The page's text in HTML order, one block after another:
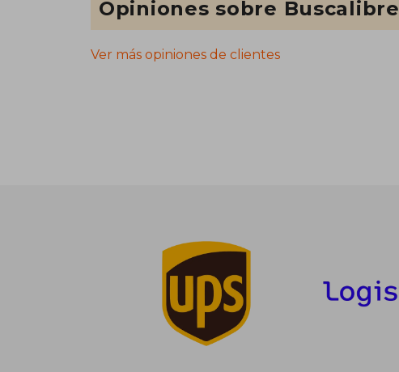
Opiniones sobre Buscalibre
Ver más opiniones de clientes